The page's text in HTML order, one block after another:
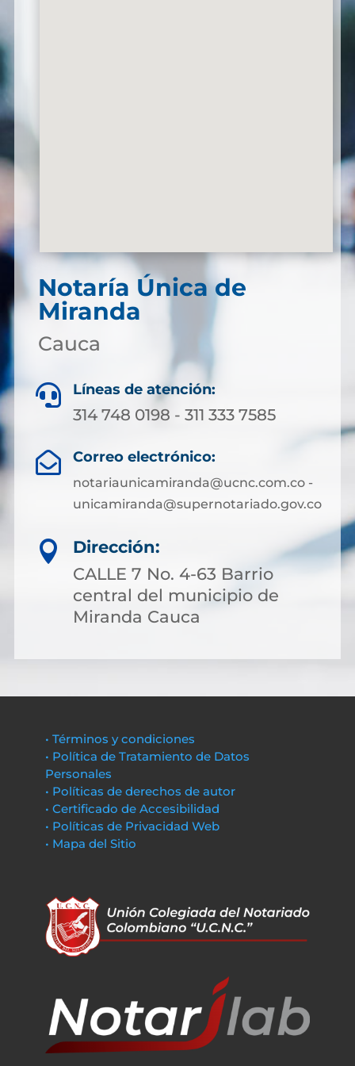
Notaría Única de
Miranda
Cauca
 Líneas de atención:
314 748 0198 - 311 333 7585
 Correo electrónico:
notariaunicamiranda@ucnc.com.co -
unicamiranda@supernotariado.gov.co

Dirección:
CALLE 7 No. 4-63 Barrio
central del municipio de
Miranda Cauca
• Términos y condiciones
• Política de Tratamiento de Datos
Personales
• Políticas de derechos de autor
• Certificado de Accesibilidad
• Políticas de Privacidad Web
• Mapa del Sitio